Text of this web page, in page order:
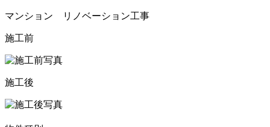
マンション リノベーション工事
施工前
施工後